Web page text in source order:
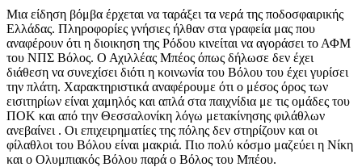
Μια είδηση βόμβα έρχεται να ταράξει τα νερά της ποδοσφαιρικής
Ελλάδας. Πληροφορίες γνήσιες ήλθαν στα γραφεία μας που
αναφέρουν ότι η διοικηση της Ρόδου κινείται να αγοράσει το ΑΦΜ
του ΝΠΣ Βόλος. Ο Αχιλλέας Μπέος όπως δήλωσε δεν έχει
διάθεση να συνεχίσει διότι η κοινωνία του Βόλου του έχει γυρίσει
την πλάτη. Χαρακτηριστικά αναφέρουμε ότι ο μέσος όρος των
εισιτηρίων είναι χαμηλός και απλά στα παιχνίδια με τις ομάδες του
ΠΟΚ και από την Θεσσαλονίκη λόγω μετακίνησης φιλάθλων
ανεβαίνει . Οι επιχειρηματίες της πόλης δεν στηρίζουν και οι
φίλαθλοι του Βόλου είναι μακριά. Πιο πολύ κόσμο μαζεύει η Νίκη
και ο Ολυμπιακός Βόλου παρά ο Βόλος του Μπέου.